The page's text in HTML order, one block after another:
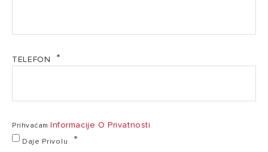
Vrijeme
zagrijavanja (ΔT=
9
9 h,min
Maksimalna
radna
temperatura
75
TELEFON
Prihvaćam Informacije O Privatnosti
Daje Privolu